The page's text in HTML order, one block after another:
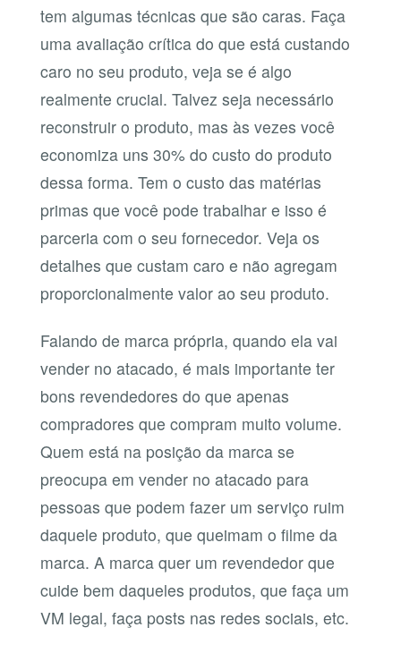
tem algumas técnicas que são caras. Faça
uma avaliação crítica do que está custando
caro no seu produto, veja se é algo
realmente crucial. Talvez seja necessário
reconstruir o produto, mas às vezes você
economiza uns 30% do custo do produto
dessa forma. Tem o custo das matérias
primas que você pode trabalhar e isso é
parceria com o seu fornecedor. Veja os
detalhes que custam caro e não agregam
proporcionalmente valor ao seu produto.
Falando de marca própria, quando ela vai
vender no atacado, é mais importante ter
bons revendedores do que apenas
compradores que compram muito volume.
Quem está na posição da marca se
preocupa em vender no atacado para
pessoas que podem fazer um serviço ruim
daquele produto, que queimam o filme da
marca. A marca quer um revendedor que
cuide bem daqueles produtos, que faça um
VM legal, faça posts nas redes sociais, etc.